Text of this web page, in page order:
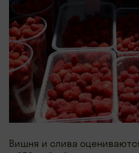
Вишня и слива